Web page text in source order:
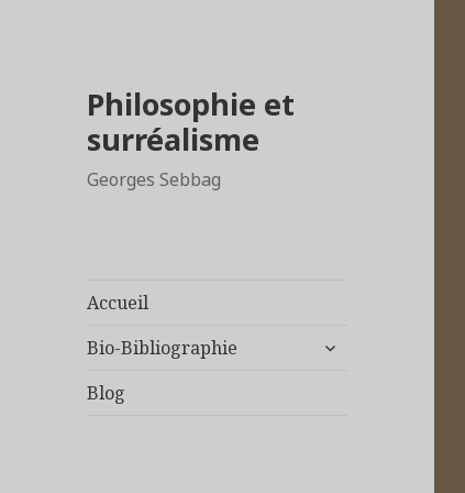
Philosophie et
surréalisme
Georges Sebbag
Accueil
Bio-Bibliographie
Blog